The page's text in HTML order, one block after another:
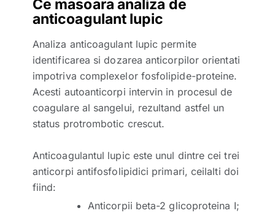
Ce masoara analiza de
anticoagulant lupic
Analiza anticoagulant lupic permite
identificarea si dozarea anticorpilor orientati
impotriva complexelor fosfolipide-proteine.
Acesti autoanticorpi intervin in procesul de
coagulare al sangelui, rezultand astfel un
status protrombotic crescut.
Anticoagulantul lupic este unul dintre cei trei
anticorpi antifosfolipidici primari, ceilalti doi
fiind:
Anticorpii beta-2 glicoproteina I;